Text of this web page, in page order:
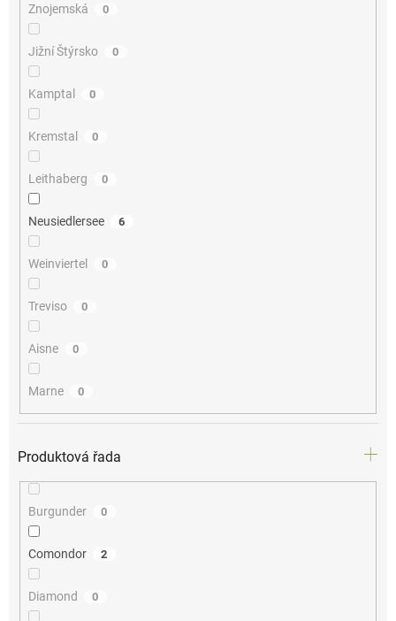
Znojemská 0
Jižní Štýrsko 0
Kamptal 0
Kremstal 0
Leithaberg 0
Neusiedlersee 6
Weinviertel 0
Treviso 0
Aisne 0
Marne 0
Produktová řada
Burgunder 0
Comondor 2
Diamond 0